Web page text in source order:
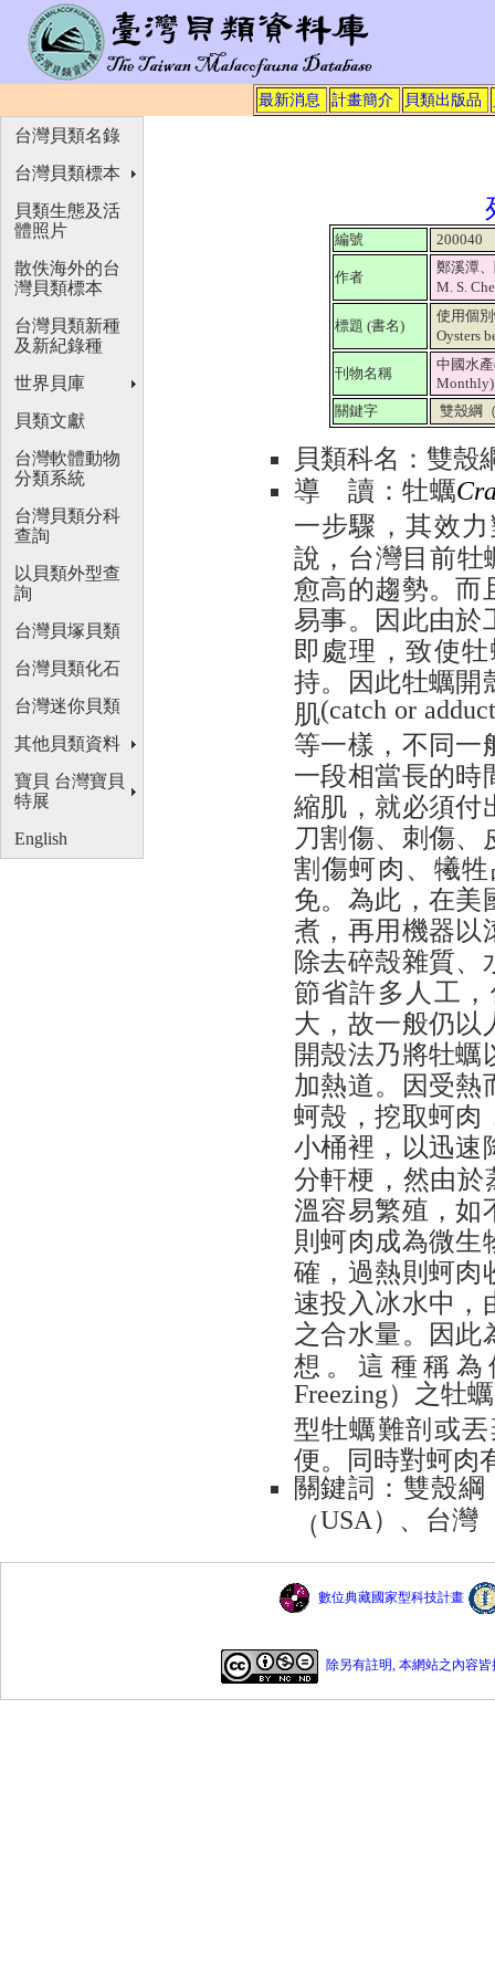
最新消息 計畫簡介 貝類出版品
編號 200040
作者
鄭溪潭、
M. S.
標題 (書名)
使用個
Oysters
刊物名稱
中國水
關鍵字
雙殼綱
貝類科名：雙殼
導
讀：牡蠣
一步驟，其效
說，台灣目前牡
愈高的趨勢。而
易事。因此由於
即處理，致使
持。因此牡蠣開
肌(catch or
等一樣，不同一
一段相當長的時
縮肌，就必須付
刀割傷、刺傷
割傷蚵肉、犧
免。為此，在美
煮，再用機器以
除去碎殼雜質、
節省許多人工
大，故一般仍以
開殼法乃將牡蠣
加熱道。因受熱
蚵殼，挖取蚵肉
小桶裡，以迅速
分軒梗，然由於
溫容易繁殖，如
則蚵肉成為微生
確，過熱則蚵肉
速投入冰水中，
之合水量。因此
想。這種稱
Freezing）之牡
型牡蠣難剖或
便。同時對蚵肉
關鍵詞：雙殼綱
（USA）、台灣
台灣貝類名錄
台灣貝類標本
貝類生態及活
體照片
散佚海外的台
灣貝類標本
台灣貝類新種
及新紀錄種
世界貝庫
貝類文獻
台灣軟體動物
分類系統
台灣貝類分科
查詢
以貝類外型查
詢
台灣貝塚貝類
台灣貝類化石
台灣迷你貝類
其他貝類資料
寶貝 台灣寶貝
特展
English
數位典藏國家型科技計畫
除另有註明, 本網站之內容